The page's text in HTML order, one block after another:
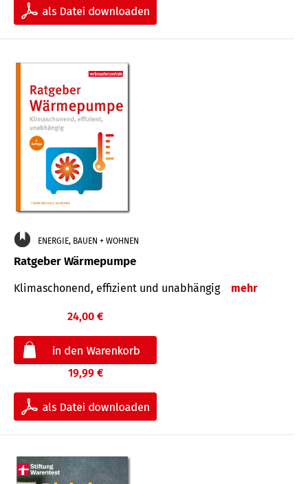
ENERGIE, BAUEN + WOHNEN
Ratgeber Wärmepumpe
Klimaschonend, effizient und unabhängig mehr
24,00 €
19,99 €